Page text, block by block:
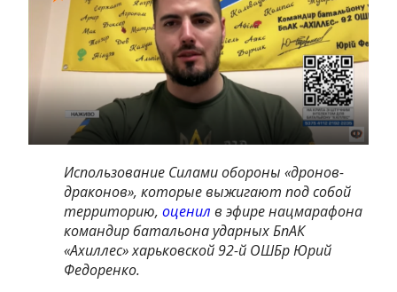
Использование Силами обороны «дронов-
драконов», которые выжигают под собой
территорию,оценил в эфире нацмарафона
командир батальона ударных БпАК
«Ахиллес» харьковской 92-й ОШБр Юрий
Федоренко.